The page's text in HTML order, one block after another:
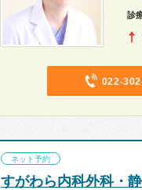
診
022-
ネット予約
すがわら内科外科・